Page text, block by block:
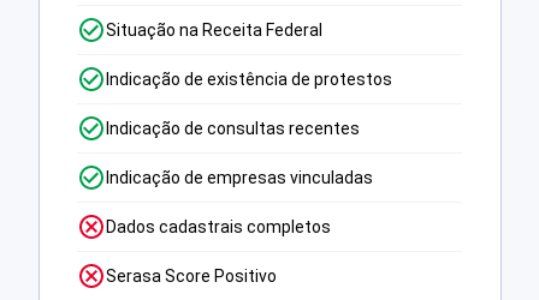
Situação na Receita Federal
Indicação de existência de protestos
Indicação de consultas recentes
Indicação de empresas vinculadas
Dados cadastrais completos
Serasa Score Positivo